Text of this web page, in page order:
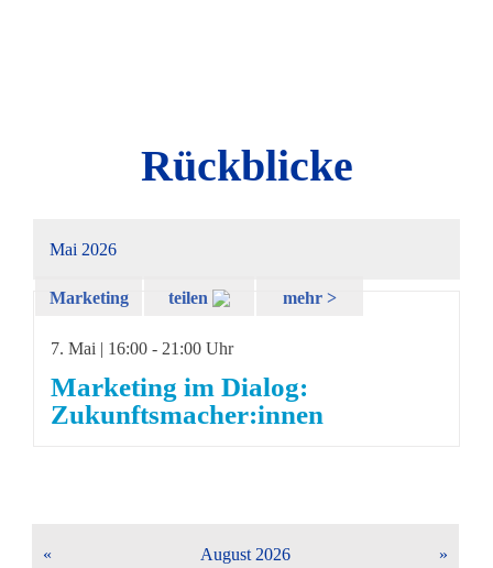
Rückblicke
Mai 2026
Marketing
teilen mehr >
7. Mai | 16:00 - 21:00 Uhr
Marketing im Dialog:
Zukunftsmacher:innen
« August 2026 »